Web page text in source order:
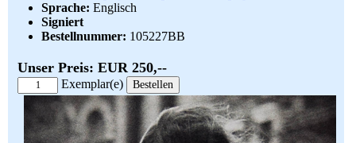
Sprache: Englisch
Signiert
Bestellnummer: 105227BB
Unser Preis: EUR 250,--
Exemplar(e)